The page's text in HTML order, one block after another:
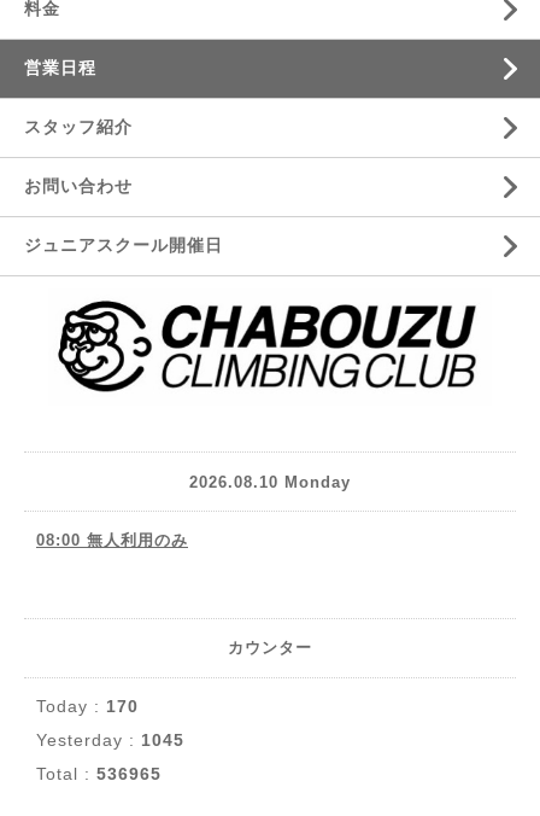
料金
営業日程
スタッフ紹介
お問い合わせ
ジュニアスクール開催日
2026.08.10 Monday
08:00 無人利用のみ
カウンター
Today : 170
Yesterday : 1045
Total : 536965